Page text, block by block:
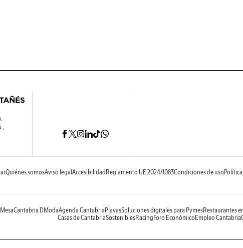
,
Quiénes somosAviso legal Accesibilidad Reglamento UE 2024/1083Condiciones de uso
Cantabria DModaAgenda Cantabria PlayasSoluciones digitales para PymesRestaurantes
Casas de CantabriaSosteniblesRacing Foro Económico Empleo Cantabria